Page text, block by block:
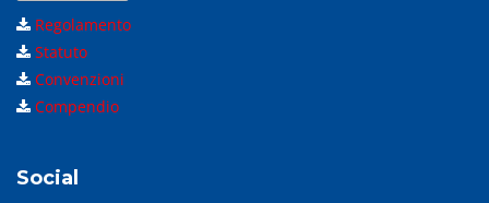
Regolamento
Statuto
Convenzioni
Compendio
Social